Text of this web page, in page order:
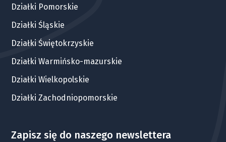
Działki Pomorskie
Działki Śląskie
Działki Świętokrzyskie
Działki Warmińsko-mazurskie
Działki Wielkopolskie
Działki Zachodniopomorskie
Zapisz się do naszego newslettera